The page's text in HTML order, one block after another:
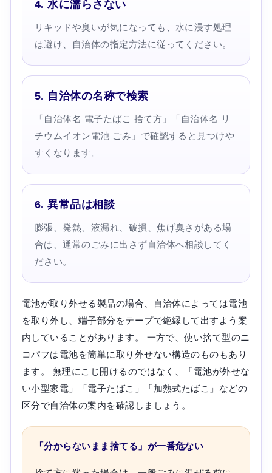
4. 水に濡らさない
リキッドや臭いが気になっても、水に浸す処理
は避け、自治体の指定方法に従ってください。
5. 自治体の名称で検索
「自治体名 電子たばこ 捨て方」「自治体名 リ
チウムイオン電池 ごみ」で確認すると見つけや
すくなります。
6. 異常品は相談
膨張、発熱、液漏れ、破損、焦げ臭さがある場
合は、通常のごみに出さず自治体へ相談してく
ださい。
電池が取り外せる製品の場合、自治体によっては電池
を取り外し、端子部分をテープで絶縁して出すよう案
内していることがあります。 一方で、使い捨て型のニ
コパフは電池を簡単に取り外せない構造のものもあり
ます。 無理にこじ開けるのではなく、「電池が外せな
い小型家電」「電子たばこ」「加熱式たばこ」などの
区分で自治体の案内を確認しましょう。
「分からないまま捨てる」が一番危ない